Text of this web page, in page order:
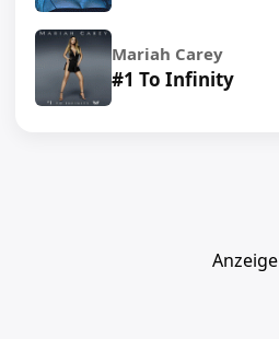
Mariah Carey
#1 To Infinity
Anzeige